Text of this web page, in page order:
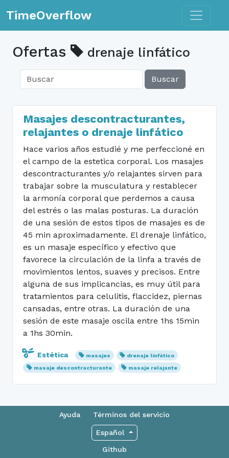
TimeOverflow Toggle
Ofertas drenaje linfático
Buscar
Masajes descontracturantes,
relajantes o drenaje linfático
Hace varios años estudié y me perfeccioné en
el campo de la estetica corporal. Los masajes
descontracturantes y/o relajantes sirven para
trabajar sobre la musculatura y restablecer
la armonía corporal que perdemos a causa
del estrés o las malas posturas. La duración
de una sesión de estos tipos de masajes es de
45 min aproximadamente. El drenaje linfático,
es un masaje específico y efectivo que
favorece la circulación de la linfa a través de
movimientos lentos, suaves y precisos. Entre
alguna de sus implicancias, es muy útil para
tratamientos para celulitis, flaccidez, piernas
cansadas, entre otras. La duración de una
sesión de este masaje oscila entre 1hs 15min
a 1hs 30min.
Estética masajes
drenaje linfático
masaje descontracturante
masaje relajante
Ayuda Términos del servicio
Español
Github